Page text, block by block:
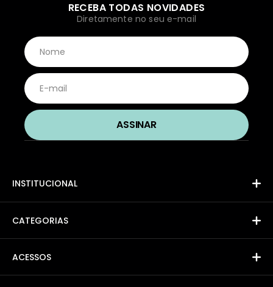
RECEBA TODAS NOVIDADES
Diretamente no seu e-mail
INSTITUCIONAL
CATEGORIAS
ACESSOS